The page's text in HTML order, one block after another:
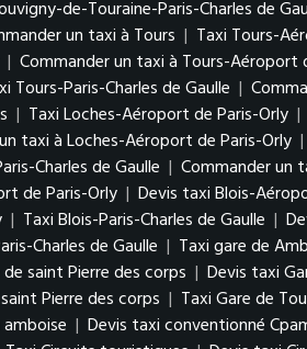
de-Touraine-Paris-Charles de
un taxi à Tours | Taxi Tours-
| Commander un taxi à Tours-Aéroport
Tours-Paris-Charles de Gaulle |
| Taxi Loches-Aéroport de Paris-Orly |
taxi à Loches-Aéroport de Paris-Orly |
Charles de Gaulle | Commander un
de Paris-Orly | Devis taxi Blois-
| Taxi Blois-Paris-Charles de Gaulle |
Charles de Gaulle | Taxi gare de
saint Pierre des corps | Devis taxi
Pierre des corps | Taxi Gare de
| Devis taxi conventionné